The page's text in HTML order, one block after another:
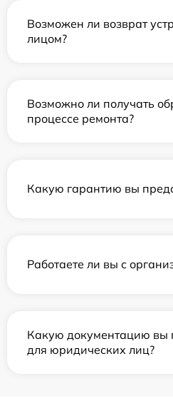
Возможен ли возврат
лицом?
Возможно ли получать
процессе ремонта?
Какую гарантию вы
Работаете ли вы с
Какую документацию вы
для юридических лиц?